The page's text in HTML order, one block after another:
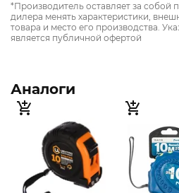
*Производитель оставляет за собой
дилера менять характеристики,
товара и место его производства.
является публичной офертой
Аналоги